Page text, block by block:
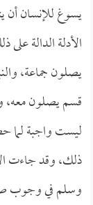
يسوغ للإنسان أن
الأدلة الدالة
يصلون جماعة،
قسم يصلون معه،
ليست واجبة لما
ذلك، وقد جاءت
وسلم في وجوب